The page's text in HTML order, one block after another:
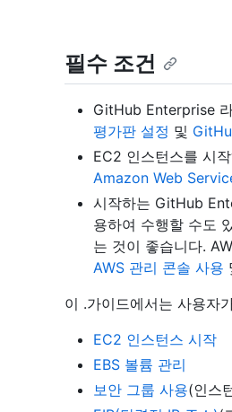
필수 조건
GitHub Enterprise
평가판 설정 및
EC2 인스턴스를 시
Amazon Web
시작하는 GitHub
용하여 수행할 수도
는 것이 좋습니다.
AWS 관리 콘솔 사용
이 .가이드에서는 사용자
EC2 인스턴스 시작
EBS 볼륨 관리
보안 그룹 사용(인스